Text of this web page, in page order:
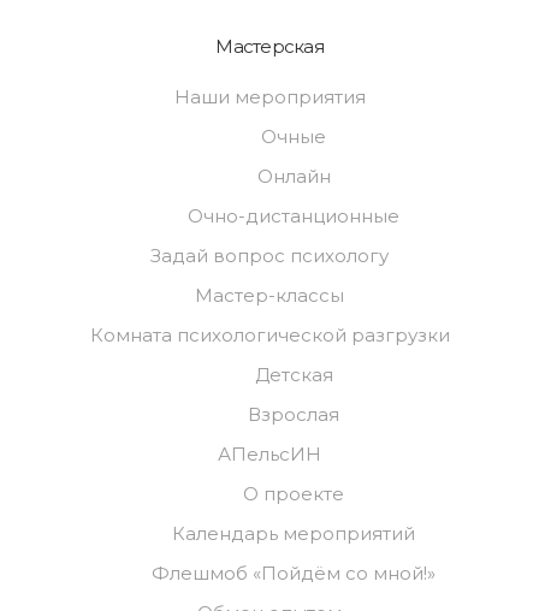
Мастерская
Наши мероприятия
Очные
Онлайн
Очно-дистанционные
Задай вопрос психологу
Мастер-классы
Комната психологической разгрузки
Детская
Взрослая
АПельсИН
О проекте
Календарь мероприятий
Флешмоб «Пойдём со мной!»